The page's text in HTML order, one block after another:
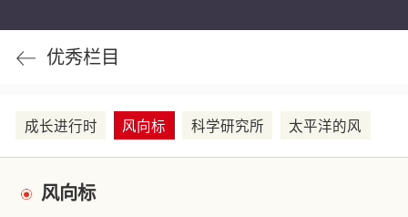
优秀栏目
成长进行时 风向标 科学研究所 太平洋的风
风向标